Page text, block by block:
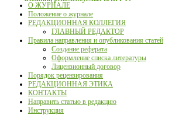
О ЖУРНАЛЕ
Положение о журнале
РЕДАКЦИОННАЯ КОЛЛЕГИЯ
ГЛАВНЫЙ РЕДАКТОР
Правила направления и опубликования статей
Создание реферата
Оформление списка литературы
Лицензионный договор
Порядок рецензирования
РЕДАКЦИОННАЯ ЭТИКА
КОНТАКТЫ
Направить статью в редакцию
Инструкция